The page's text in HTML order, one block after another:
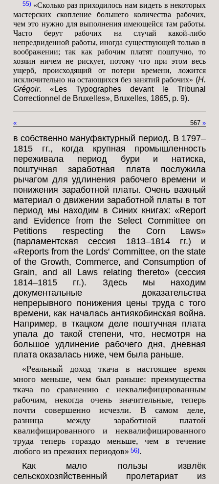
55
«Сколько раз приходилось нам видеть в некоторых
мастерских скопление большего количества рабочих,
чем это нужно для выполнения имеющейся там работы.
Часто берут рабочих на случай какой-либо
непредвиденной работы, иногда существующей только в
воображении; так как рабочим платят поштучно, то
хозяин ничем не рискует, потому что при этом весь
ущерб, происходящий от потери времени, ложится
исключительно на остающихся без занятий рабочих» (H.
Grégoir. «Les Typographes devant le Tribunal
Correctionnel de Bruxelles», Bruxelles, 1865, p. 9).
« »
567
в собственно мануфактурный период. В 1797–
1815 гг., когда крупная промышленность
переживала период бури и натиска,
поштучная заработная плата послужила
рычагом для удлинения рабочего времени и
понижения заработной платы. Очень важный
материал о движении заработной платы в тот
период мы находим в Синих книгах: «Report
and Evidence from the Select Committee on
Petitions respecting the Corn Laws»
(парламентская сессия 1813–1814 гг.) и
«Reports from the Lords' Committee, on the state
of the Growth, Commerce, and Consumption of
Grain, and all Laws relating thereto» (сессия
1814–1815 гг.). Здесь мы находим
документальные доказательства
непрерывного понижения цены труда с того
времени, как началась антиякобинская война.
Например, в ткацком деле поштучная плата
упала до такой степени, что, несмотря на
большое удлинение рабочего дня, дневная
плата оказалась ниже, чем была раньше.
«Реальный доход ткача в настоящее время
много меньше, чем был раньше: преимущества
ткача по сравнению с неквалифицированным
рабочим, некогда очень значительные, теперь
почти совершенно исчезли. В самом деле,
разница между заработной платой
квалифицированного и неквалифицированного
труда теперь гораздо меньше, чем в течение
любого из прежних периодов» 56 .
Как мало пользы извлёк
сельскохозяйственный пролетариат из